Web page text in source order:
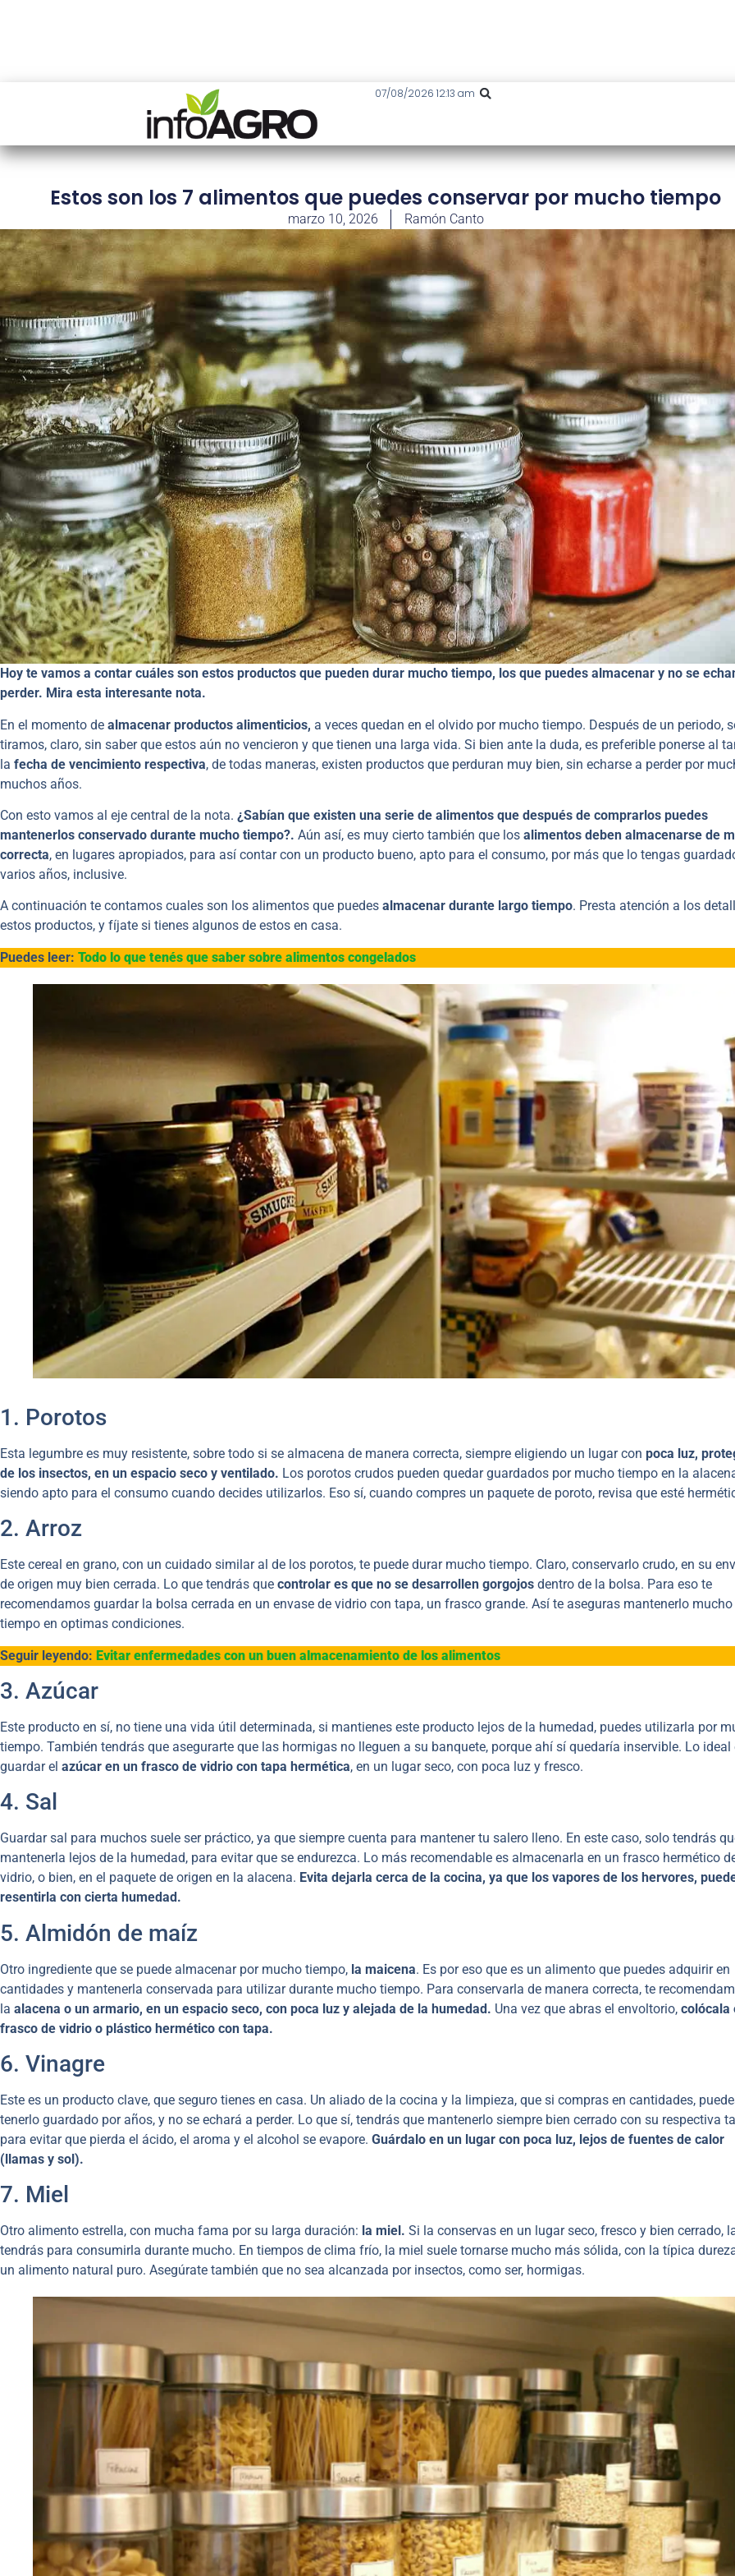
07/08/2026 12:13 am
Estos son los 7 alimentos que puedes conservar por mucho tiempo
marzo 10, 2026 Ramón Canto
Hoy te vamos a contar cuáles son estos productos que pueden durar mucho tiempo, los que puedes almacenar y no se
perder. Mira esta interesante nota.
En el momento de almacenar productos alimenticios, a veces quedan en el olvido por mucho tiempo. Después de un periodo,
tiramos, claro, sin saber que estos aún no vencieron y que tienen una larga vida. Si bien ante la duda, es preferible ponerse al
la fecha de vencimiento respectiva, de todas maneras, existen productos que perduran muy bien, sin echarse a perder por
muchos años.
Con esto vamos al eje central de la nota. ¿Sabían que existen una serie de alimentos que después de comprarlos puedes
mantenerlos conservado durante mucho tiempo?. Aún así, es muy cierto también que los alimentos deben almacenarse de
correcta, en lugares apropiados, para así contar con un producto bueno, apto para el consumo, por más que lo tengas
varios años, inclusive.
A continuación te contamos cuales son los alimentos que puedes almacenar durante largo tiempo. Presta atención a los
estos productos, y fíjate si tienes algunos de estos en casa.
Puedes leer: Todo lo que tenés que saber sobre alimentos congelados
1. Porotos
Esta legumbre es muy resistente, sobre todo si se almacena de manera correcta, siempre eligiendo un lugar con poca luz,
de los insectos, en un espacio seco y ventilado. Los porotos crudos pueden quedar guardados por mucho tiempo en la
siendo apto para el consumo cuando decides utilizarlos. Eso sí, cuando compres un paquete de poroto, revisa que esté
2. Arroz
Este cereal en grano, con un cuidado similar al de los porotos, te puede durar mucho tiempo. Claro, conservarlo crudo, en su
de origen muy bien cerrada. Lo que tendrás que controlar es que no se desarrollen gorgojos dentro de la bolsa. Para eso te
recomendamos guardar la bolsa cerrada en un envase de vidrio con tapa, un frasco grande. Así te aseguras mantenerlo
tiempo en optimas condiciones.
Seguir leyendo: Evitar enfermedades con un buen almacenamiento de los alimentos
3. Azúcar
Este producto en sí, no tiene una vida útil determinada, si mantienes este producto lejos de la humedad, puedes utilizarla por
tiempo. También tendrás que asegurarte que las hormigas no lleguen a su banquete, porque ahí sí quedaría inservible. Lo ideal
guardar el azúcar en un frasco de vidrio con tapa hermética, en un lugar seco, con poca luz y fresco.
4. Sal
Guardar sal para muchos suele ser práctico, ya que siempre cuenta para mantener tu salero lleno. En este caso, solo tendrás
mantenerla lejos de la humedad, para evitar que se endurezca. Lo más recomendable es almacenarla en un frasco hermético
vidrio, o bien, en el paquete de origen en la alacena. Evita dejarla cerca de la cocina, ya que los vapores de los hervores,
resentirla con cierta humedad.
5. Almidón de maíz
Otro ingrediente que se puede almacenar por mucho tiempo, la maicena. Es por eso que es un alimento que puedes adquirir en
cantidades y mantenerla conservada para utilizar durante mucho tiempo. Para conservarla de manera correcta, te
la alacena o un armario, en un espacio seco, con poca luz y alejada de la humedad. Una vez que abras el envoltorio, colócala
frasco de vidrio o plástico hermético con tapa.
6. Vinagre
Este es un producto clave, que seguro tienes en casa. Un aliado de la cocina y la limpieza, que si compras en cantidades,
tenerlo guardado por años, y no se echará a perder. Lo que sí, tendrás que mantenerlo siempre bien cerrado con su respectiva
para evitar que pierda el ácido, el aroma y el alcohol se evapore. Guárdalo en un lugar con poca luz, lejos de fuentes de calor
(llamas y sol).
7. Miel
Otro alimento estrella, con mucha fama por su larga duración: la miel. Si la conservas en un lugar seco, fresco y bien cerrado,
tendrás para consumirla durante mucho. En tiempos de clima frío, la miel suele tornarse mucho más sólida, con la típica
un alimento natural puro. Asegúrate también que no sea alcanzada por insectos, como ser, hormigas.